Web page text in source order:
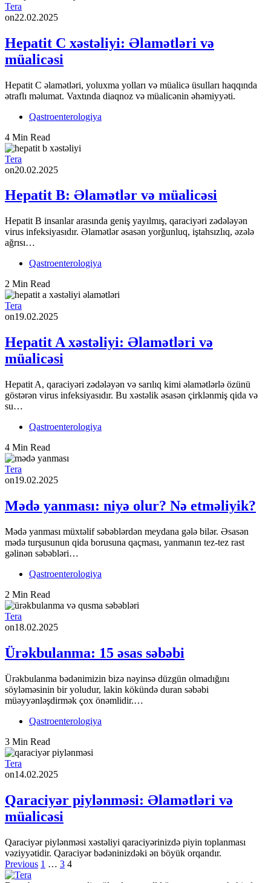
Tera
on22.02.2025
Hepatit C xəstəliyi: Əlamətləri və
müalicəsi
Hepatit C əlamətləri, yoluxma yolları və müalicə üsulları haqqında
ətraflı məlumat. Vaxtında diaqnoz və müalicənin əhəmiyyəti.
Qastroenterologiya
4 Min Read
Tera
on20.02.2025
Hepatit B: Əlamətlər və müalicəsi
Hepatit B insanlar arasında geniş yayılmış, qaraciyəri zədələyən
virus infeksiyasıdır. Əlamətlər əsasən yorğunluq, iştahsızlıq, əzələ
ağrısı…
Qastroenterologiya
2 Min Read
Tera
on19.02.2025
Hepatit A xəstəliyi: Əlamətləri və
müalicəsi
Hepatit A, qaraciyəri zədələyən və sarılıq kimi əlamətlərlə özünü
göstərən virus infeksiyasıdır. Bu xəstəlik əsasən çirklənmiş qida və
su…
Qastroenterologiya
4 Min Read
Tera
on19.02.2025
Mədə yanması: niyə olur? Nə etməliyik?
Mədə yanması müxtəlif səbəblərdən meydana gələ bilər. Əsasən
mədə turşusunun qida borusuna qaçması, yanmanın tez-tez rast
gəlinən səbəbləri…
Qastroenterologiya
2 Min Read
Tera
on18.02.2025
Ürəkbulanma: 15 əsas səbəbi
Ürəkbulanma bədənimizin bizə nəyinsə düzgün olmadığını
söyləməsinin bir yoludur, lakin kökündə duran səbəbi
müəyyənləşdirmək çox önəmlidir.…
Qastroenterologiya
3 Min Read
Tera
on14.02.2025
Qaraciyər piylənməsi: Əlamətləri və
müalicəsi
Qaraciyər piylənməsi xəstəliyi qaraciyərinizdə piyin toplanması
vəziyyətidir. Qaraciyər bədəninizdəki ən böyük orqandır.
Posts
Previous 1 … 3 4